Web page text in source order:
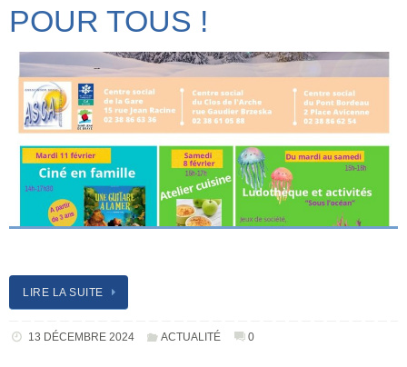
POUR TOUS !
LIRE LA SUITE
13 DÉCEMBRE 2024 ACTUALITÉ 0